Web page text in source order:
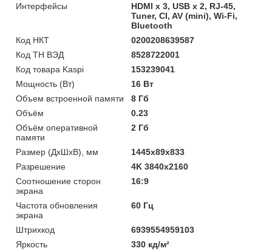
Интерфейсы
HDMI х 3, USB х 2, RJ-45,
Tuner, CI, AV (mini), Wi-Fi,
Bluetooth
Код НКТ
0200208639587
Код ТН ВЭД
8528722001
Код товара Kaspi
153239041
Мощность (Bт)
16 Вт
Объем встроенной памяти
8 Гб
Объём
0.23
Объём оперативной
памяти
2 Гб
Размер (ДхШхВ), мм
1445x89x833
Разрешение
4K 3840x2160
Соотношение сторон
экрана
16:9
Частота обновления
экрана
60 Гц
Штрихкод
6939554959103
Яркость
330 кд/м²